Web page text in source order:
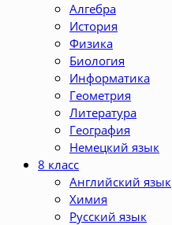
Алгебра
История
Физика
Биология
Информатика
Геометрия
Литература
География
Немецкий язык
8 класс
Английский язык
Химия
Русский язык